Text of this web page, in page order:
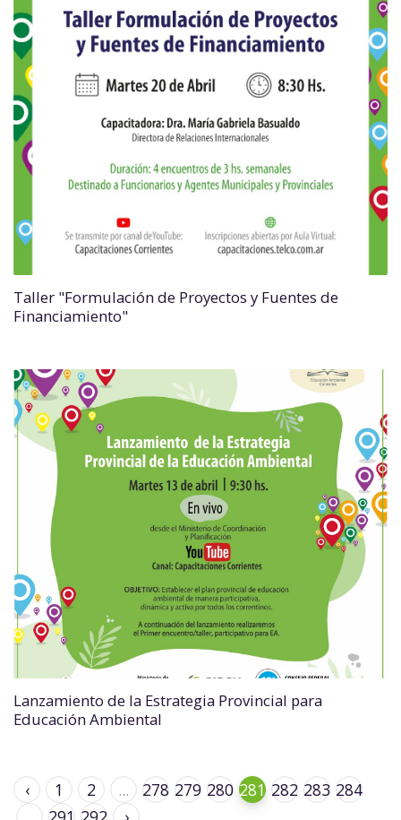
Taller "Formulación de Proyectos y Fuentes de
Financiamiento"
Lanzamiento de la Estrategia Provincial para
Educación Ambiental
‹ 1 2 ... 278 279 280 281 282 283 284